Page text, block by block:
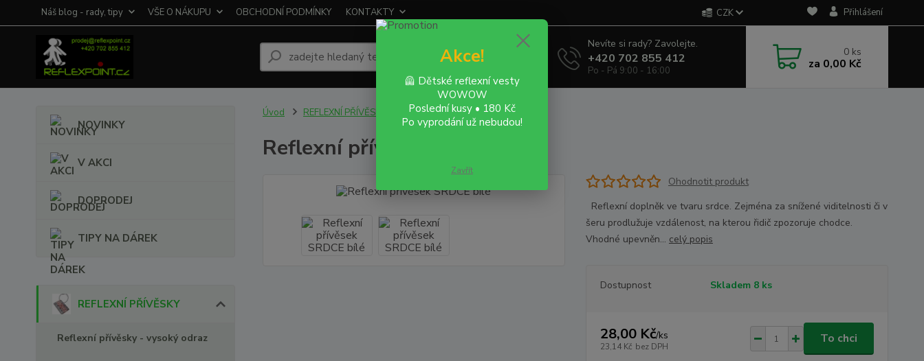
Náš blog - rady, tipy VŠE O NÁKUPU OBCHODNÍ PODMÍNKY KONTAKTY CZK Přihlášení
Hledat
Nevíte si rady? Zavolejte.
+420 702 855 412
Po - Pá 9:00 - 16:00
0 ks
za 0,00 Kč
NOVINKY
V AKCI
DOPRODEJ
TIPY NA DÁREK
REFLEXNÍ PŘÍVĚSKY
Reflexní přívěsky - vysoký odraz
Úvod REFLEXNÍ PŘÍVĚSKY Reflexní přívěsek SRDCE bílé
Reflexní přívěsek SRDCE bílé
Ohodnotit produkt
Reflexní doplněk ve tvaru srdce. Zejména za snížené viditelnosti či v
šeru prodlužuje vzdálenost, na kterou řidič zpozoruje chodce.
Vhodné upevněn... celý popis
Dostupnost Skladem 8 ks
28,00 Kč/ks
23,14 Kč bez DPH
To chci
Akce!
🦺 Dětské reflexní vesty
WOWOW
Poslední kusy • 180 Kč
Po vyprodání už nebudou!
Zavřít